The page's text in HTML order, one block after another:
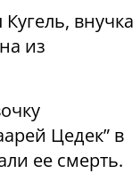
внучка
из
Цедек” в
ее смерть.